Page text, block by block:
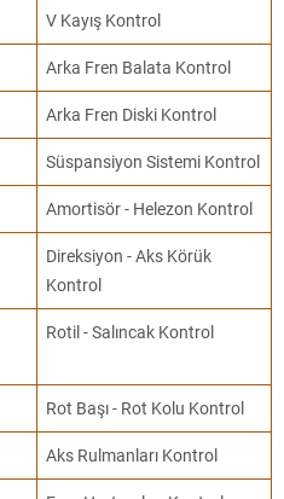
V Kayış Kontrol
Arka Fren Balata Kontrol
Arka Fren Diski Kontrol
Süspansiyon Sistemi Kontrol
Amortisör - Helezon Kontrol
Direksiyon - Aks Körük
Kontrol
Rotil - Salıncak Kontrol
Rot Başı - Rot Kolu Kontrol
Aks Rulmanları Kontrol